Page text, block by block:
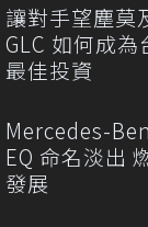
讓對手望塵莫
GLC 如何成為
最佳投資
Mercedes-
EQ 命名淡出
發展